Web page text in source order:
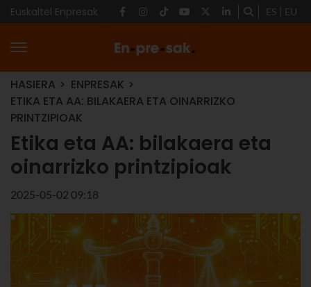
Euskaltel Enpresak ES EU
HASIERA
ENPRESAK
ETIKA ETA AA: BILAKAERA ETA OINARRIZKO
PRINTZIPIOAK
Etika eta AA: bilakaera eta
oinarrizko printzipioak
2025-05-02 09:18